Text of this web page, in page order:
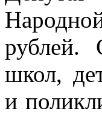
рублей.
школ,
и